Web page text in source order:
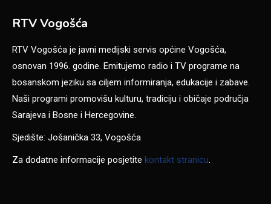
RTV Vogošća
RTV Vogošća je javni medijski servis općine Vogošća,
osnovan 1996. godine. Emitujemo radio i TV programe na
bosanskom jeziku sa ciljem informiranja, edukacije i zabave.
Naši programi promovišu kulturu, tradiciju i običaje područja
Sarajeva i Bosne i Hercegovine.
Sjedište: Jošanička 33, Vogošća
Za dodatne informacije posjetite kontakt stranicu